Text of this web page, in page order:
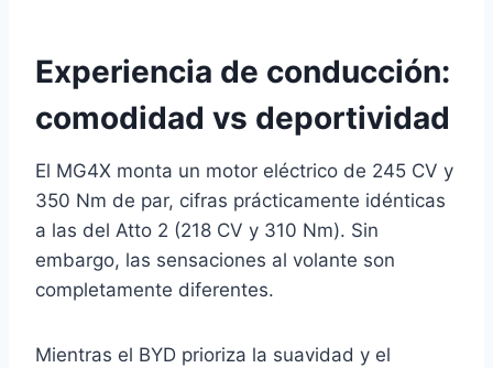
Experiencia de conducción:
comodidad vs deportividad
El MG4X monta un motor eléctrico de 245 CV y
350 Nm de par, cifras prácticamente idénticas
a las del Atto 2 (218 CV y 310 Nm). Sin
embargo, las sensaciones al volante son
completamente diferentes.
Mientras el BYD prioriza la suavidad y el